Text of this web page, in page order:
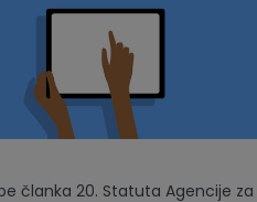
članka 20. Statuta Agencije